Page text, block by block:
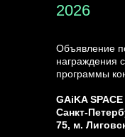
Объявление
награждения
программы
GAiKA SPACE
Санкт-
75, м.
2026